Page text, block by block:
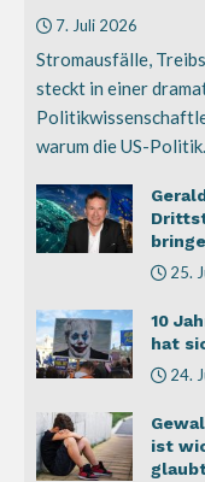
7. Juli 2026
Stromausfälle,
steckt in einer
warum die US-
25.
10
hat
24.
ist